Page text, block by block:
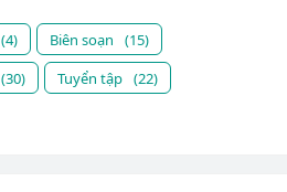
(4) Biên soạn
(15)
(30) Tuyển tập (22)